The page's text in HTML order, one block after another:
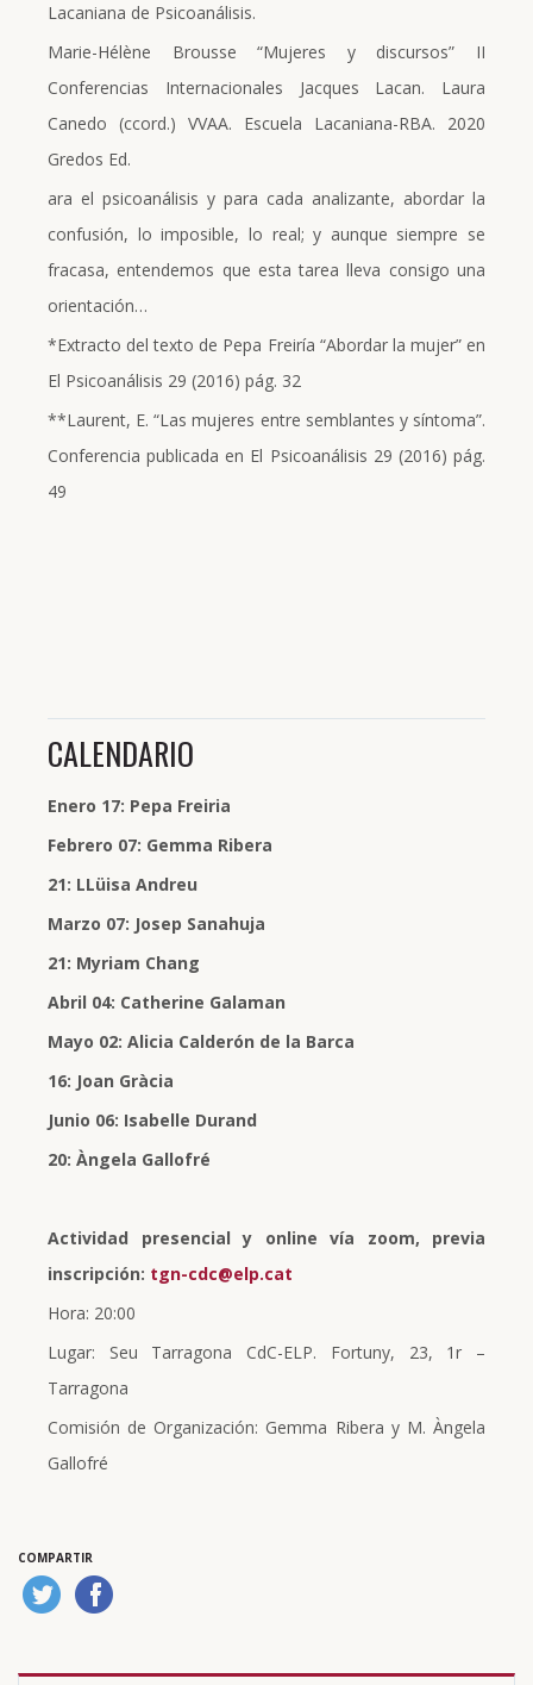
Lacaniana de Psicoanálisis.
Marie-Hélène Brousse “Mujeres y discursos” II
Conferencias Internacionales Jacques Lacan. Laura
Canedo (ccord.) VVAA. Escuela Lacaniana-RBA. 2020
Gredos Ed.
ara el psicoanálisis y para cada analizante, abordar la
confusión, lo imposible, lo real; y aunque siempre se
fracasa, entendemos que esta tarea lleva consigo una
orientación…
*Extracto del texto de Pepa Freiría “Abordar la mujer” en
El Psicoanálisis 29 (2016) pág. 32
**Laurent, E. “Las mujeres entre semblantes y síntoma”.
Conferencia publicada en El Psicoanálisis 29 (2016) pág.
49
CALENDARIO
Enero 17: Pepa Freiria
Febrero 07: Gemma Ribera
21: LLüisa Andreu
Marzo 07: Josep Sanahuja
21: Myriam Chang
Abril 04: Catherine Galaman
Mayo 02: Alicia Calderón de la Barca
16: Joan Gràcia
Junio 06: Isabelle Durand
20: Àngela Gallofré
Actividad presencial y online vía zoom, previa
inscripción: tgn-cdc@elp.cat
Hora: 20:00
Lugar: Seu Tarragona CdC-ELP. Fortuny, 23, 1r –
Tarragona
Comisión de Organización: Gemma Ribera y M. Àngela
Gallofré
COMPARTIR